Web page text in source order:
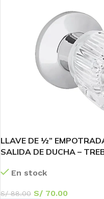
Duchas
Monocomandos
LLAVE DE ½”
SALIDA DE DUCHA –
En stock
S/88.00 S/ 70.00